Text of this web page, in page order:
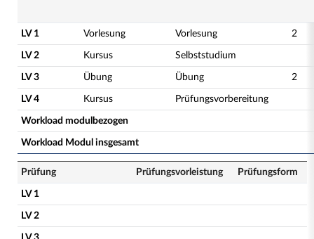
LV 1 Vorlesung Vorlesung 2
LV 2 Kursus Selbststudium
LV 3 Übung Übung 2
LV 4 Kursus Prüfungsvorbereitung
Workload modulbezogen
Workload Modul insgesamt
Prüfung Prüfungsvorleistung Prüfungsform
LV 1
LV 2